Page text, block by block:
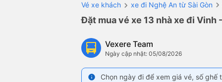
Vé xe khách xe đi Nghệ An từ Sài Gòn
Đặt mua vé xe 13 nhà xe đi
Vexere Team
Ngày cập nhật: 05/08/2026
info Chọn ngày đi để xem giá vé, số